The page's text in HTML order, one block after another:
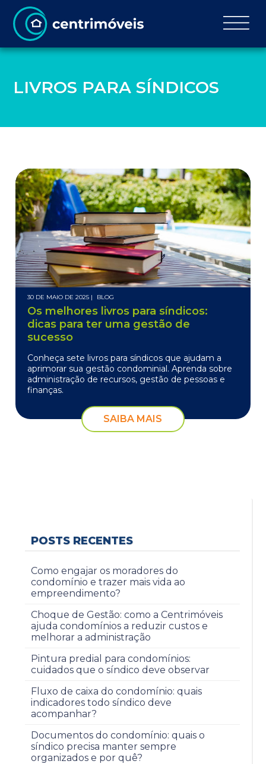
LIVROS PARA SÍNDICOS
30 DE MAIO DE 2025 | BLOG
Os melhores livros para síndicos:
dicas para ter uma gestão de
sucesso
Conheça sete livros para síndicos que ajudam a
aprimorar sua gestão condominial. Aprenda sobre
administração de recursos, gestão de pessoas e
finanças.
SAIBA MAIS
POSTS RECENTES
Como engajar os moradores do
condomínio e trazer mais vida ao
empreendimento?
Choque de Gestão: como a Centrimóveis
ajuda condomínios a reduzir custos e
melhorar a administração
Pintura predial para condomínios:
cuidados que o síndico deve observar
Fluxo de caixa do condomínio: quais
indicadores todo síndico deve
acompanhar?
Documentos do condomínio: quais o
síndico precisa manter sempre
organizados e por quê?